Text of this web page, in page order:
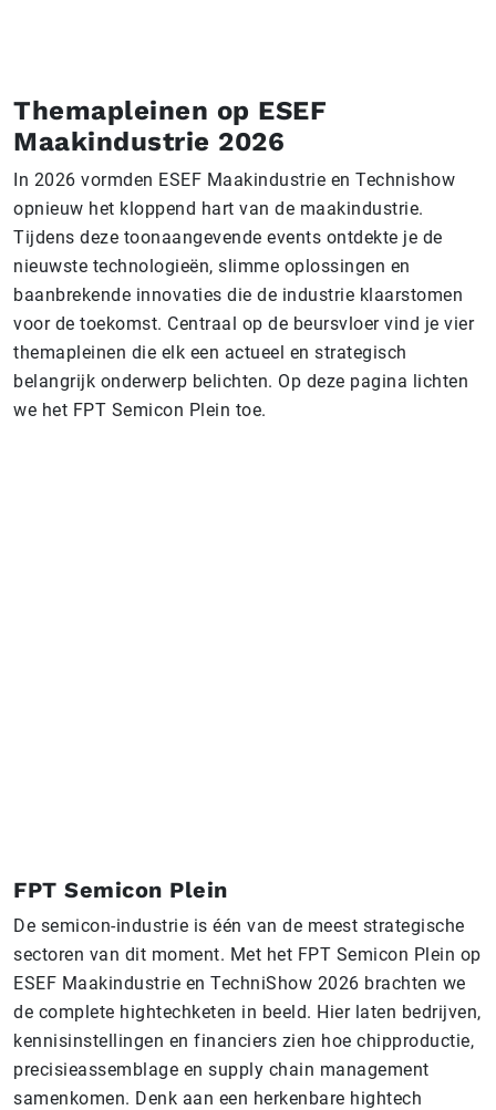
Themapleinen op ESEF
Maakindustrie 2026
In 2026 vormden ESEF Maakindustrie en Technishow
opnieuw het kloppend hart van de maakindustrie.
Tijdens deze toonaangevende events ontdekte je de
nieuwste technologieën, slimme oplossingen en
baanbrekende innovaties die de industrie klaarstomen
voor de toekomst. Centraal op de beursvloer vind je vier
themapleinen die elk een actueel en strategisch
belangrijk onderwerp belichten. Op deze pagina lichten
we het FPT Semicon Plein toe.
FPT Semicon Plein
De semicon-industrie is één van de meest strategische
sectoren van dit moment. Met het FPT Semicon Plein op
ESEF Maakindustrie en TechniShow 2026 brachten we
de complete hightechketen in beeld. Hier laten bedrijven,
kennisinstellingen en financiers zien hoe chipproductie,
precisieassemblage en supply chain management
samenkomen. Denk aan een herkenbare hightech